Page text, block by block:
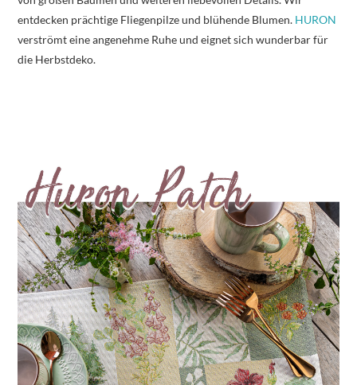
entdecken prächtige Fliegenpilze und blühende Blumen. HURON
verströmt eine angenehme Ruhe und eignet sich wunderbar für
die Herbstdeko.